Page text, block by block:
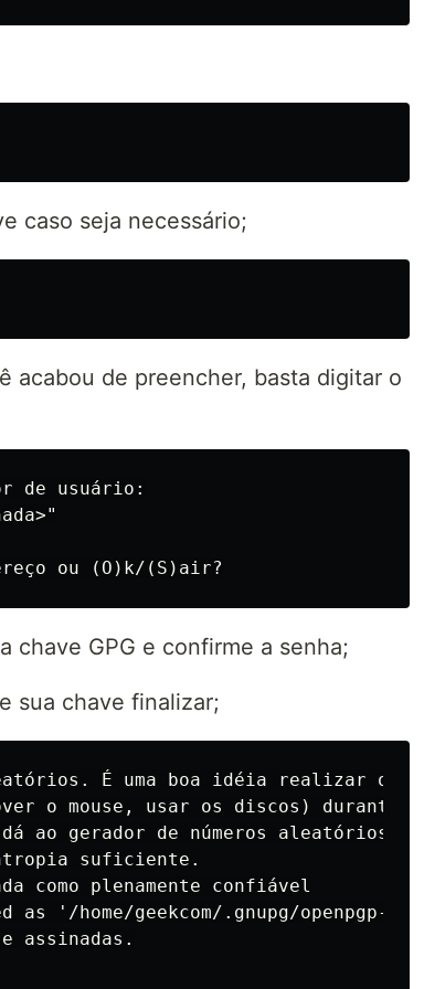
caso seja necessário;
acabou de preencher, basta digitar o
de usuário:
chave GPG e confirme a senha;
sua chave finalizar;
É uma boa idéia realizar
o mouse, usar os discos) durante a
ao gerador de números aleatórios
suficiente.
como plenamente confiável
geekcom/.gnupg/openpgp-
assinadas.